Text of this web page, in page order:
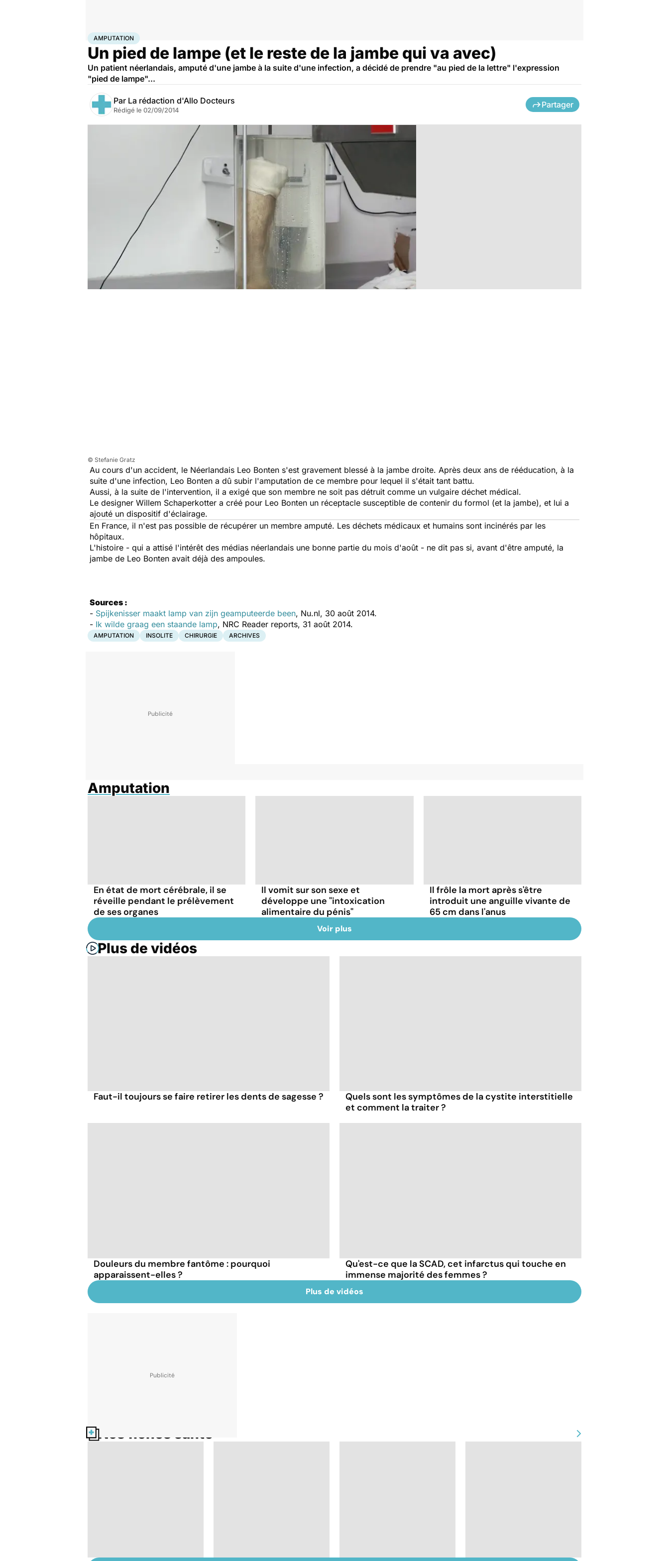
AccueilSantéMaladies
AMPUTATION
Un pied de lampe (et le reste de la jambe qui va avec)
Un patient néerlandais, amputé d'une jambe à la suite d'une infection, a décidé de prendre "au pied de la lettre" l'expression
"pied de lampe"...
Par La rédaction d'Allo Docteurs
Rédigé le 02/09/2014
Partager
© Stefanie Gratz
Au cours d'un accident, le Néerlandais Leo Bonten s'est gravement blessé à la jambe droite. Après deux ans de rééducation, à la
suite d'une infection, Leo Bonten a dû subir l'amputation de ce membre pour lequel il s'était tant battu.
Aussi, à la suite de l'intervention, il a exigé que son membre ne soit pas détruit comme un vulgaire déchet médical.
Le designer Willem Schaperkotter a créé pour Leo Bonten un réceptacle susceptible de contenir du formol (et la jambe), et lui a
ajouté un dispositif d'éclairage.
En France, il n'est pas possible de récupérer un membre amputé. Les déchets médicaux et humains sont incinérés par les
hôpitaux.
L'histoire - qui a attisé l'intérêt des médias néerlandais une bonne partie du mois d'août - ne dit pas si, avant d'être amputé, la
jambe de Leo Bonten avait déjà des ampoules.
Sources :
- Spijkenisser maakt lamp van zijn geamputeerde been, ‎Nu.nl, 30 août 2014‎.
- Ik wilde graag een staande lamp, NRC Reader reports, 31 août 2014.
AMPUTATION INSOLITE CHIRURGIE ARCHIVES
Amputation
En état de mort cérébrale, il se
réveille pendant le prélèvement
de ses organes
Il vomit sur son sexe et
développe une "intoxication
alimentaire du pénis"
Il frôle la mort après s'être
introduit une anguille vivante de
65 cm dans l'anus
Voir plus
Plus de vidéos
Faut-il toujours se faire retirer les dents de sagesse ?
Quels sont les symptômes de la cystite interstitielle
et comment la traiter ?
Douleurs du membre fantôme : pourquoi
apparaissent-elles ?
Qu'est-ce que la SCAD, cet infarctus qui touche en
immense majorité des femmes ?
Plus de vidéos
Nos fiches santé